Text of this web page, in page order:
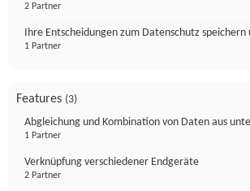
2 Partner
Ihre Entscheidungen zum Datenschutz
1 Partner
Features (3)
Abgleichung und Kombination von Daten aus
1 Partner
Verknüpfung verschiedener Endgeräte
2 Partner